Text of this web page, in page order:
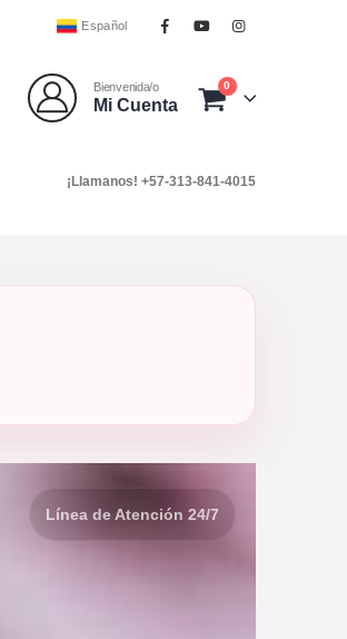
Español
Bienvenida/o
Mi Cuenta
0
¡Llamanos! +57-313-841-4015
Línea de Atención 24/7